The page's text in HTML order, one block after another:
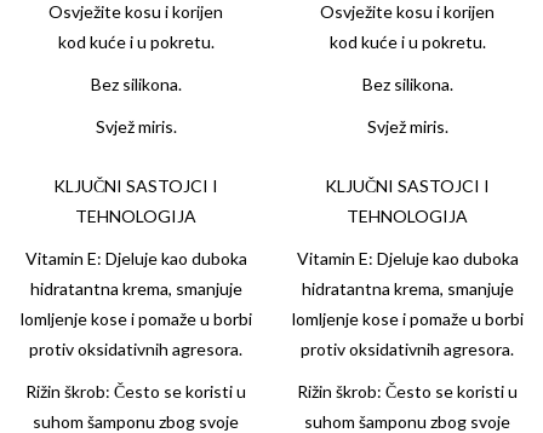
Osvježite kosu i korijen
kod kuće i u pokretu.
Bez silikona.
Svjež miris.
KLJUČNI SASTOJCI I
TEHNOLOGIJA
Vitamin E: Djeluje kao duboka
hidratantna krema, smanjuje
lomljenje kose i pomaže u borbi
protiv oksidativnih agresora.
Rižin škrob: Često se koristi u
suhom šamponu zbog svoje
Osvježite kosu i korijen
kod kuće i u pokretu.
Bez silikona.
Svjež miris.
KLJUČNI SASTOJCI I
TEHNOLOGIJA
Vitamin E: Djeluje kao duboka
hidratantna krema, smanjuje
lomljenje kose i pomaže u borbi
protiv oksidativnih agresora.
Rižin škrob: Često se koristi u
suhom šamponu zbog svoje